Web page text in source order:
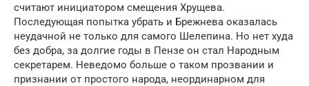
считают инициатором смещения Хрущева.
Последующая попытка убрать и Брежнева оказалась
неудачной не только для самого Шелепина. Но нет худа
без добра, за долгие годы в Пензе он стал Народным
секретарем. Неведомо больше о таком прозвании и
признании от простого народа, неординарном для